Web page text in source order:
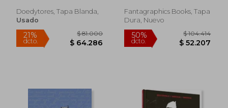
Doedytores, Tapa Blanda,
Usado
Fantagraphics Books, Tapa
Dura, Nuevo